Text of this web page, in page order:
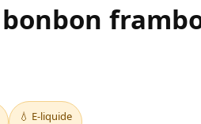
💧 E-liquide